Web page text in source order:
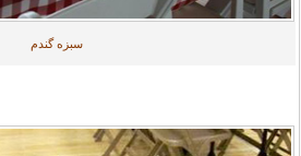
سبزه گندم